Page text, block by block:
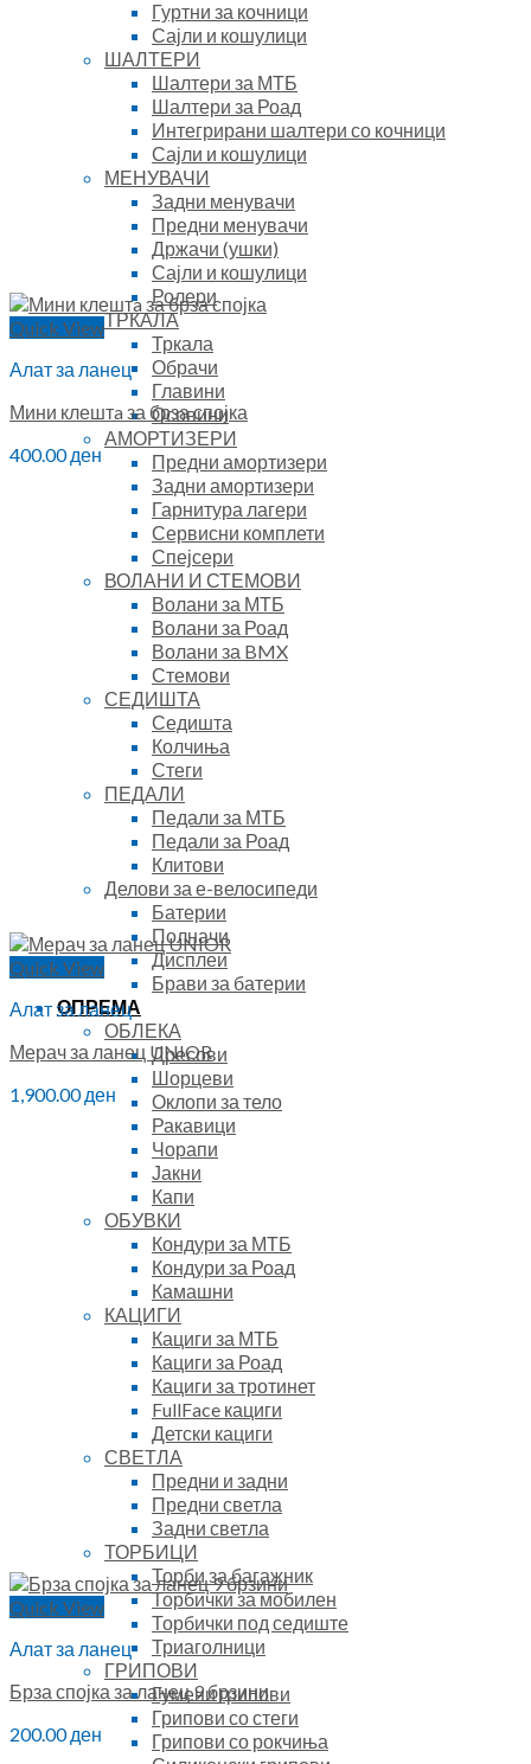
Гуртни за кочници
Сајли и кошулици
ШАЛТЕРИ
Шалтери за МТБ
Шалтери за Роад
Интегрирани шалтери со кочници
Сајли и кошулици
МЕНУВАЧИ
Задни менувачи
Предни менувачи
Држачи (ушки)
Сајли и кошулици
Ролери
ТРКАЛА
Тркала
Обрачи
Главини
Осовини
АМОРТИЗЕРИ
Предни амортизери
Задни амортизери
Гарнитура лагери
Сервисни комплети
Спејсери
ВОЛАНИ И СТЕМОВИ
Волани за МТБ
Волани за Роад
Волани за BMX
Стемови
СЕДИШТА
Седишта
Колчиња
Стеги
ПЕДАЛИ
Педали за МТБ
Педали за Роад
Клитови
Делови за е-велосипеди
Батерии
Полначи
Дисплеи
Брави за батерии
ОПРЕМА
ОБЛЕКА
Дресови
Шорцеви
Оклопи за тело
Ракавици
Чорапи
Јакни
Капи
ОБУВКИ
Кондури за МТБ
Кондури за Роад
Камашни
КАЦИГИ
Кациги за МТБ
Кациги за Роад
Кациги за тротинет
FullFace кациги
Детски кациги
СВЕТЛА
Предни и задни
Предни светла
Задни светла
ТОРБИЦИ
Торби за багажник
Торбички за мобилен
Торбички под седиште
Триаголници
ГРИПОВИ
Гумени грипови
Грипови со стеги
Грипови со рокчиња
Quick View
Алат за ланец
Мини клештa за брза спојка
400.00ден
Quick View
Алат за ланец
Мерач за ланец UNIOR
1,900.00ден
Quick View
Алат за ланец
Брза спојка за ланец 9 брзини
200.00ден